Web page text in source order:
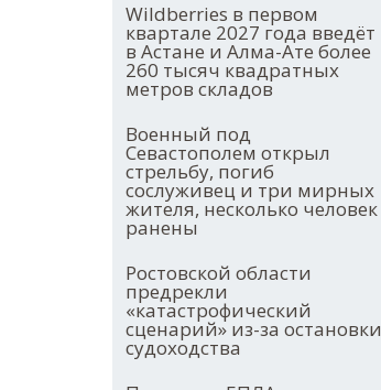
Wildberries в первом
квартале 2027 года введёт
в Астане и Алма-Ате более
260 тысяч квадратных
метров складов
Военный под
Севастополем открыл
стрельбу, погиб
сослуживец и три мирных
жителя, несколько человек
ранены
Ростовской области
предрекли
«катастрофический
сценарий» из-за остановки
судоходства